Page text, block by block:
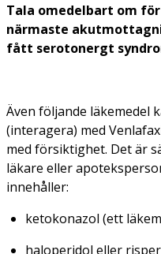
Tala omedelbart om
närmaste
fått serotonergt
Även följande läkemedel
(interagera) med
med försiktighet. Det är
läkare eller
innehåller:
ketokonazol (ett
haloperidol eller